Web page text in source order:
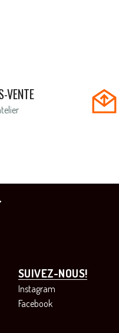
VENTE
SUIVEZ-NOUS!
Instagram
Facebook